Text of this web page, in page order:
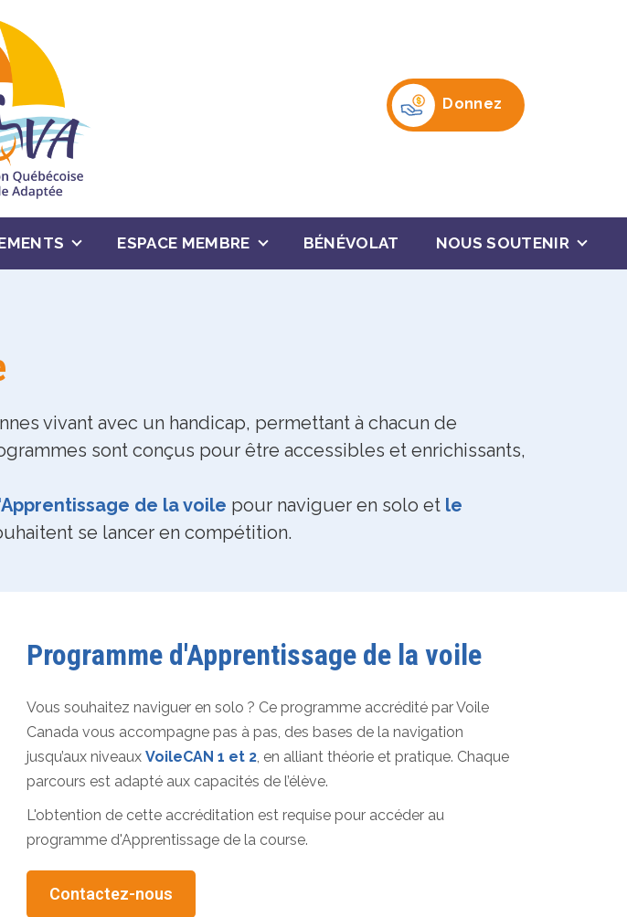
Donnez
ESPACE MEMBRE BÉNÉVOLAT NOUS SOUTENIR
vivant avec un handicap, permettant à chacun de
sont conçus pour être accessibles et enrichissants,
de la voile pour naviguer en solo et le
se lancer en compétition.
Programme d'Apprentissage de la voile
Vous souhaitez naviguer en solo ? Ce programme accrédité par Voile
Canada vous accompagne pas à pas, des bases de la navigation
jusqu’aux niveaux VoileCAN 1 et 2, en alliant théorie et pratique. Chaque
parcours est adapté aux capacités de l’élève.
L'obtention de cette accréditation est requise pour accéder au
programme d'Apprentissage de la course.
Contactez-nous